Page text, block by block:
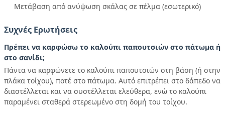
Μετάβαση από ανύψωση σκάλας σε πέλμα (εσωτερικό)
Συχνές Ερωτήσεις
Πρέπει να καρφώσω το καλούπι παπουτσιών στο πάτωμα ή
στο σανίδι;
Πάντα να καρφώνετε το καλούπι παπουτσιών στη βάση (ή στην
πλάκα τοίχου), ποτέ στο πάτωμα. Αυτό επιτρέπει στο δάπεδο να
διαστέλλεται και να συστέλλεται ελεύθερα, ενώ το καλούπι
παραμένει σταθερά στερεωμένο στη δομή του τοίχου.